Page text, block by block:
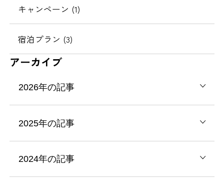
キャンペーン (1)
宿泊プラン (3)
アーカイブ
2026年の記事
2025年の記事
2024年の記事